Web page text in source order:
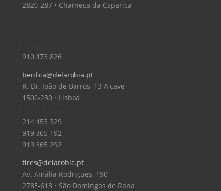
2820-287 • Charneca da Caparica
910 473 826
benfica@delarobia.pt
R. Dr. João de Barros, 13 A cave
1500-230 • Lisboa
214 453 329
919 865 192
919 865 292
tires@delarobia.pt
Av. Amália Rodrigues, 190
2785-613 • São Domingos de Rana